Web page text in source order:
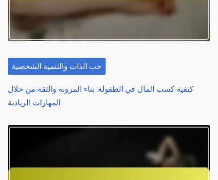
حب الذات والتنمية الشخصية
كيفية كسب المال في الطفولة: بناء المرونة والثقة من خلال
المهارات الريادية